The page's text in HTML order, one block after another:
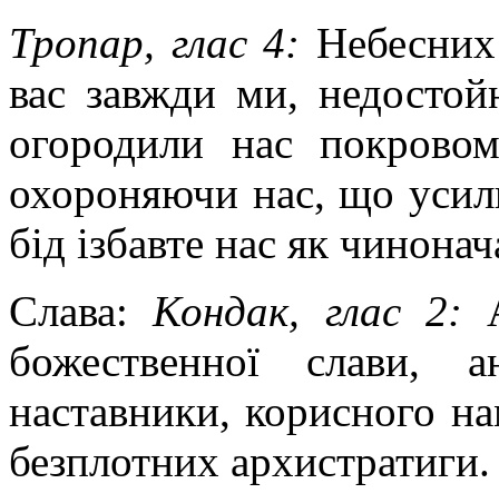
Тропар, глас 4:
вас завжди ми,
огородили нас
охороняючи нас, що
бід ізбавте нас як
Слава:Кондак, глас 2:
божественної слави,
наставники, корисного
безплотних архистратиги.